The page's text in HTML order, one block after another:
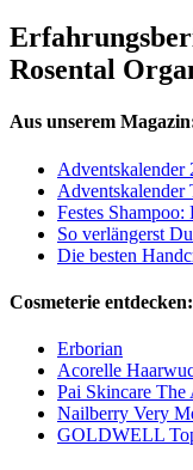
Rosental
Aus unserem
Adventskalender
Adventskalender
Festes
So verlängerst
Die besten
Cosmeterie entdecken:
Erborian
Acorelle
Pai Skincare
Nailberry Very
GOLDWELL